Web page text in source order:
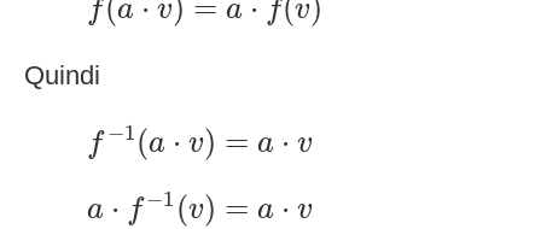
f a v a f v
Quindi
f −1(a ⋅ v) = a ⋅ v
−1 v
a ⋅ f−1 (v) = a ⋅ v
·f −1( v